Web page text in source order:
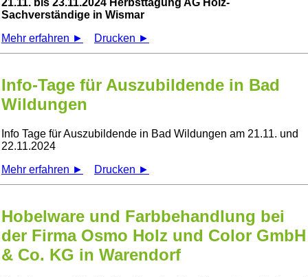
Sachverständige in Wismar
Mehr erfahren ►
Drucken ►
Info-Tage für Auszubildende in Bad
Wildungen
Info Tage für Auszubildende in Bad Wildungen am 21.11. und
22.11.2024
Mehr erfahren ►
Drucken ►
Hobelware und Farbbehandlung bei
der Firma Osmo Holz und Color GmbH
& Co. KG in Warendorf